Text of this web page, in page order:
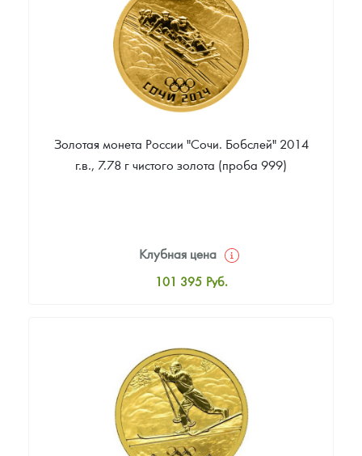
172 912 Руб.
Золотая монета России "Сочи. Бобслей" 2014
г.в., 7.78 г чистого золота (проба 999)
Клубная цена
101 395 Руб.
Цена выкупа
86 512 Руб.